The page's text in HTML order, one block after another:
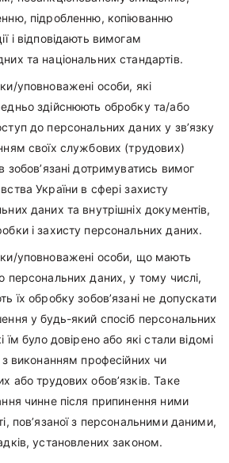
підробленню, копіюванню
і відповідають вимогам
та національних стандартів.
уповноважені особи, які
здійснюють обробку та/або
до персональних даних у зв’язку
своїх службових (трудових)
зобов’язані дотримуватись вимог
України в сфері захисту
даних та внутрішніх документів,
і захисту персональних даних.
уповноважені особи, що мають
персональних даних, у тому числі,
їх обробку зобов’язані не допускати
у будь-який спосіб персональних
їм було довірено або які стали відомі
з виконанням професійних чи
або трудових обов’язків. Таке
чинне після припинення ними
пов’язаної з персональними даними,
установлених законом.